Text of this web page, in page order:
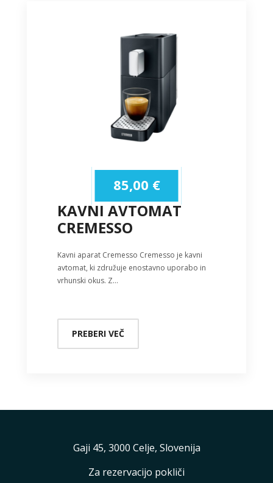
KAVNI AVTOMAT
CREMESSO
85,00 €
Kavni aparat Cremesso Cremesso je kavni
avtomat, ki združuje enostavno uporabo in
vrhunski okus. Z…
PREBERI VEČ
Gaji 45, 3000 Celje, Slovenija
Za rezervacijo pokliči